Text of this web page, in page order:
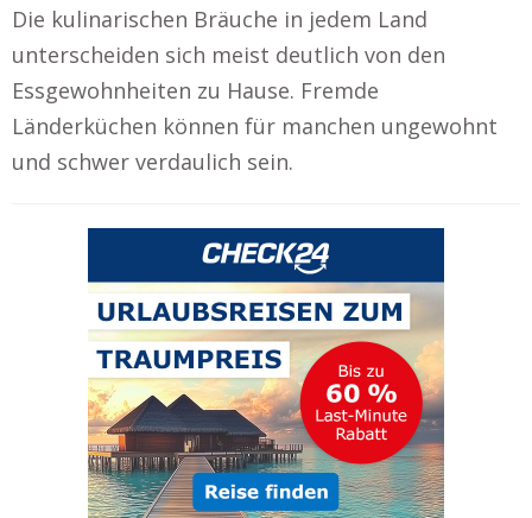
Die kulinarischen Bräuche in jedem Land
unterscheiden sich meist deutlich von den
Essgewohnheiten zu Hause. Fremde
Länderküchen können für manchen ungewohnt
und schwer verdaulich sein.